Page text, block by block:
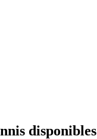
disponibles